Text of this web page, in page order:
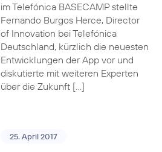
im Telefónica BASECAMP stellte
Fernando Burgos Herce, Director
of Innovation bei Telefónica
Deutschland, kürzlich die neuesten
Entwicklungen der App vor und
diskutierte mit weiteren Experten
über die Zukunft […]
25. April 2017